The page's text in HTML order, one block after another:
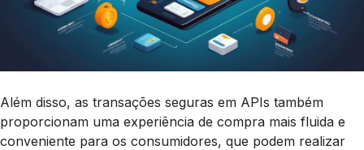
Além disso, as transações seguras em APIs também
proporcionam uma experiência de compra mais fluida e
conveniente para os consumidores, que podem realizar